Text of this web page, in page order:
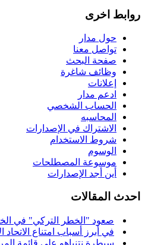
روابط اخرى
حول مدار
تواصل معنا
صفحة البحث
وظائف شاغرة
إعلانات
ادعم مدار
الحساب الشخصي
المحاسبه
الاشتراك في الإصدارات
شروط الاستخدام
الوسوم
موسوعة المصطلحات
أين أجد الإصدارات
احدث المقالات
صعود "الخطر التركي" في
في أبرز أسباب امتناع
سيطرة نتنياهو على قائمة